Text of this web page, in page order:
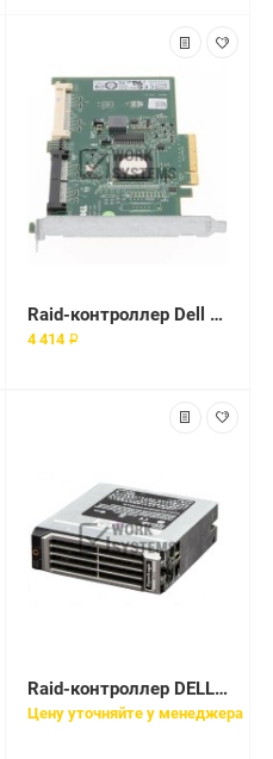
Raid-контроллер Dell SAS 6/iR RAID Controller Card [0JW063]
4 414 ₽
Raid-контроллер DELL STORAGE CONTROLLER 2GB EQUALLOGIC PS M4110 [1KWXY]
Цену уточняйте у менеджера